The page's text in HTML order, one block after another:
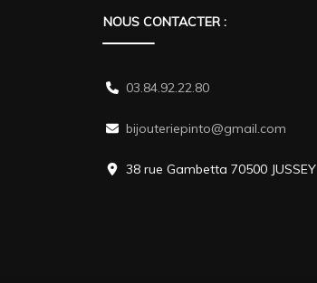
NOUS CONTACTER :
03.84.92.22.80
bijouteriepinto@gmail.com
38 rue Gambetta 70500 JUSSEY